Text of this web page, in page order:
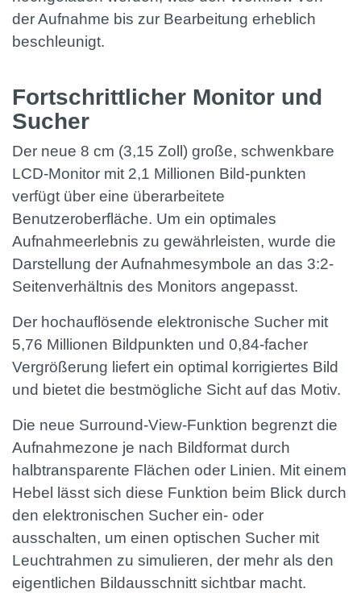
der Aufnahme bis zur Bearbeitung erheblich
beschleunigt.
Fortschrittlicher Monitor und
Sucher
Der neue 8 cm (3,15 Zoll) große, schwenkbare
LCD-Monitor mit 2,1 Millionen Bild-punkten
verfügt über eine überarbeitete
Benutzeroberfläche. Um ein optimales
Aufnahmeerlebnis zu gewährleisten, wurde die
Darstellung der Aufnahmesymbole an das 3:2-
Seitenverhältnis des Monitors angepasst.
Der hochauflösende elektronische Sucher mit
5,76 Millionen Bildpunkten und 0,84-facher
Vergrößerung liefert ein optimal korrigiertes Bild
und bietet die bestmögliche Sicht auf das Motiv.
Die neue Surround-View-Funktion begrenzt die
Aufnahmezone je nach Bildformat durch
halbtransparente Flächen oder Linien. Mit einem
Hebel lässt sich diese Funktion beim Blick durch
den elektronischen Sucher ein- oder
ausschalten, um einen optischen Sucher mit
Leuchtrahmen zu simulieren, der mehr als den
eigentlichen Bildausschnitt sichtbar macht.